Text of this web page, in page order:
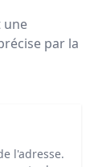
une
par la
l'adresse.